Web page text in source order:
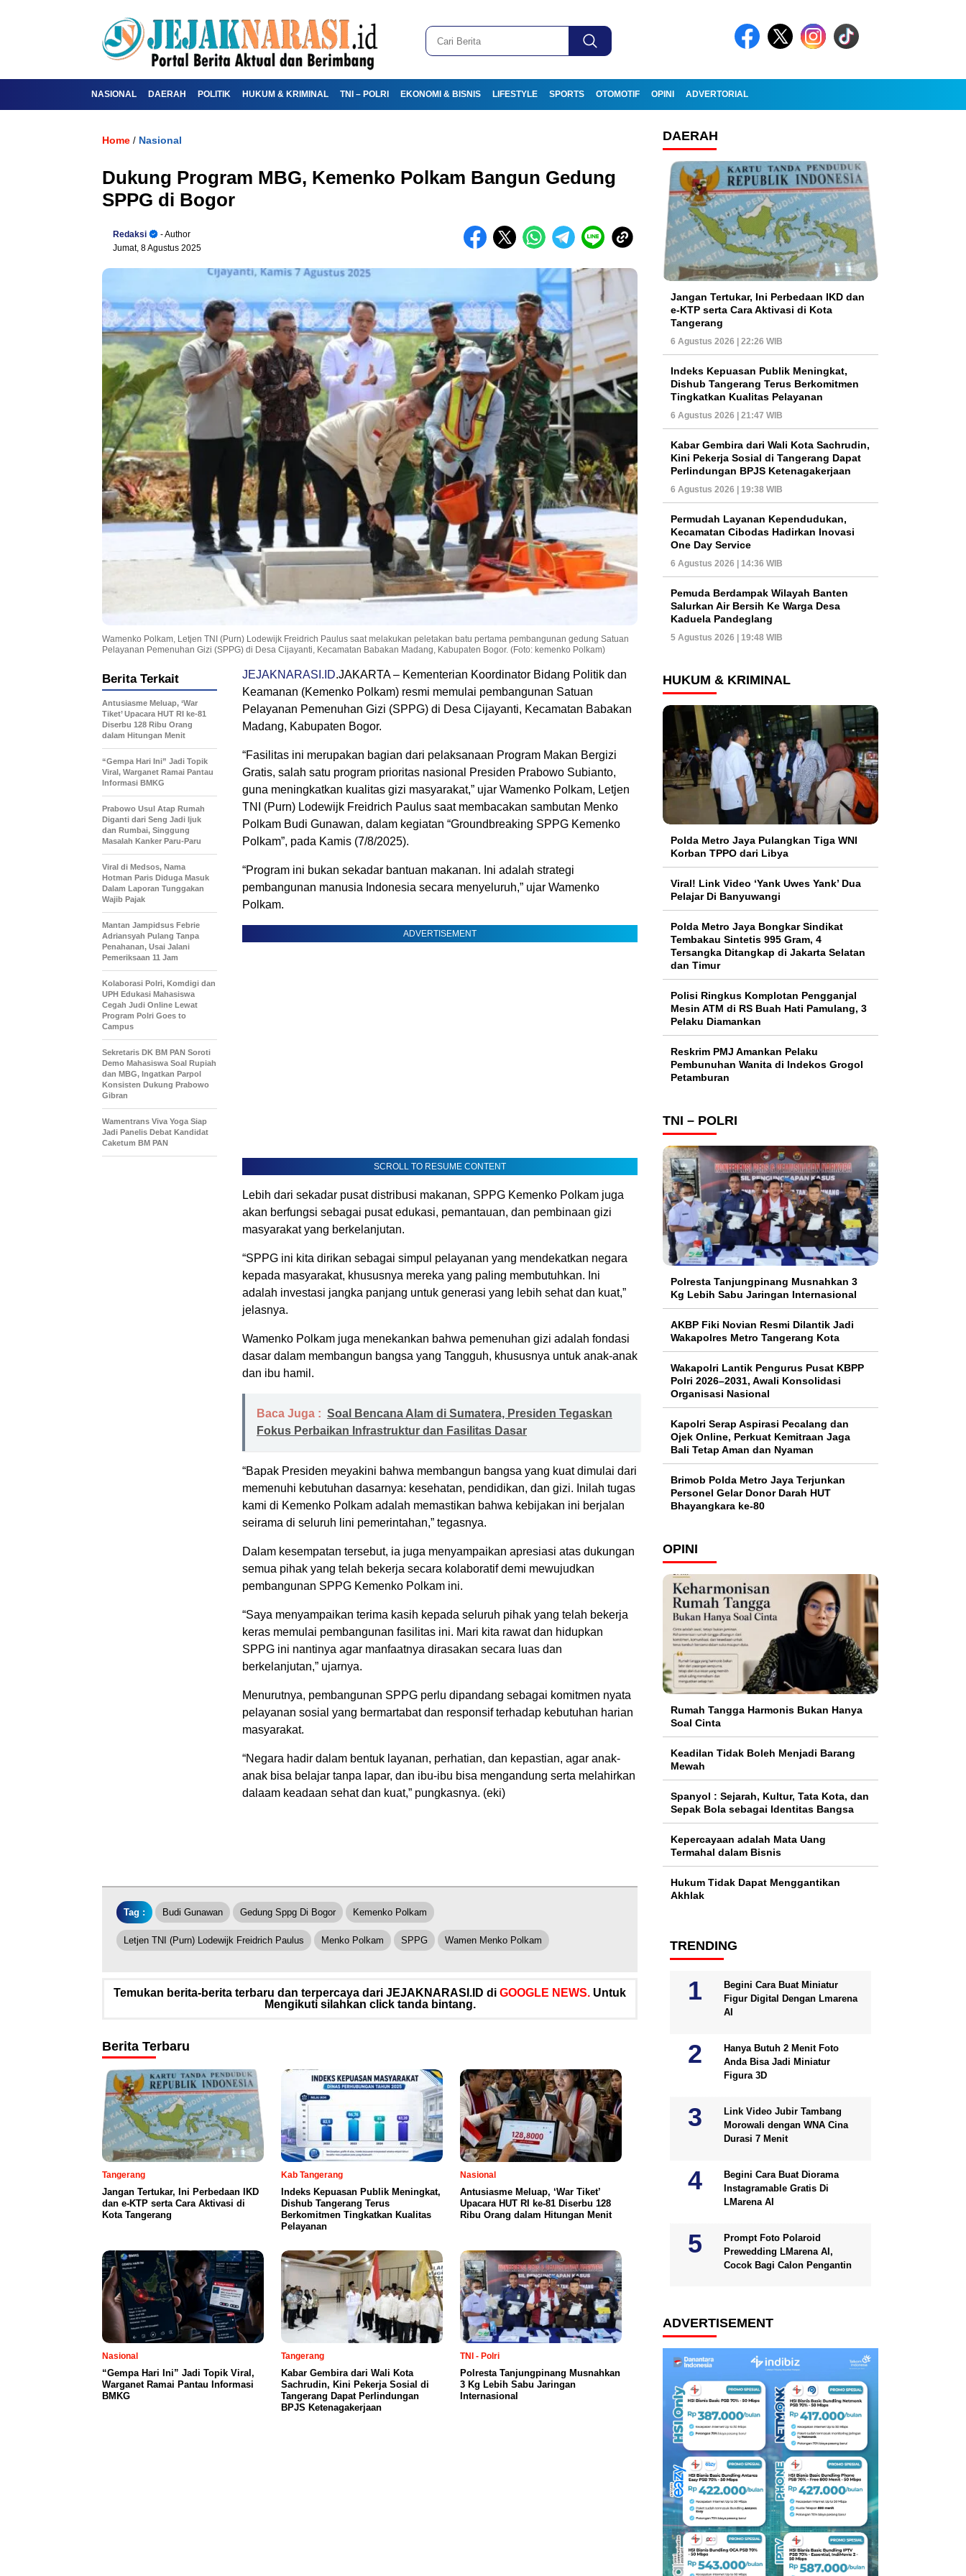
NASIONAL DAERAH POLITIK HUKUM & KRIMINAL TNI – POLRI EKONOMI & BISNIS LIFESTYLE SPORTS OTOMOTIF OPINI ADVERTORIAL
Home / Nasional
Dukung Program MBG, Kemenko Polkam Bangun Gedung
SPPG di Bogor
Redaksi
- Author
Jumat, 8 Agustus 2025
Wamenko Polkam, Letjen TNI (Purn) Lodewijk Freidrich Paulus saat melakukan peletakan batu pertama pembangunan gedung Satuan
Pelayanan Pemenuhan Gizi (SPPG) di Desa Cijayanti, Kecamatan Babakan Madang, Kabupaten Bogor. (Foto: kemenko Polkam)
JEJAKNARASI.ID.JAKARTA – Kementerian Koordinator Bidang Politik dan
Keamanan (Kemenko Polkam) resmi memulai pembangunan Satuan
Pelayanan Pemenuhan Gizi (SPPG) di Desa Cijayanti, Kecamatan Babakan
Madang, Kabupaten Bogor.
“Fasilitas ini merupakan bagian dari pelaksanaan Program Makan Bergizi
Gratis, salah satu program prioritas nasional Presiden Prabowo Subianto,
guna meningkatkan kualitas gizi masyarakat,” ujar Wamenko Polkam, Letjen
TNI (Purn) Lodewijk Freidrich Paulus saat membacakan sambutan Menko
Polkam Budi Gunawan, dalam kegiatan “Groundbreaking SPPG Kemenko
Polkam”, pada Kamis (7/8/2025).
“Program ini bukan sekadar bantuan makanan. Ini adalah strategi
pembangunan manusia Indonesia secara menyeluruh,” ujar Wamenko
Polkam.
ADVERTISEMENT
SCROLL TO RESUME CONTENT
Lebih dari sekadar pusat distribusi makanan, SPPG Kemenko Polkam juga
akan berfungsi sebagai pusat edukasi, pemantauan, dan pembinaan gizi
masyarakat yang berkelanjutan.
“SPPG ini kita dirikan sebagai simpul pelayanan yang mendekatkan negara
kepada masyarakat, khususnya mereka yang paling membutuhkan. Ini
adalah investasi jangka panjang untuk generasi yang lebih sehat dan kuat,”
jelasnya.
Wamenko Polkam juga menekankan bahwa pemenuhan gizi adalah fondasi
dasar dalam membangun bangsa yang Tangguh, khususnya untuk anak-anak
dan ibu hamil.
Baca Juga : Soal Bencana Alam di Sumatera, Presiden Tegaskan
Fokus Perbaikan Infrastruktur dan Fasilitas Dasar
“Bapak Presiden meyakini bahwa membangun bangsa yang kuat dimulai dari
memenuhi kebutuhan dasarnya: kesehatan, pendidikan, dan gizi. Inilah tugas
kami di Kemenko Polkam adalah memastikan bahwa kebijakan ini berjalan
seirama di seluruh lini pemerintahan,” tegasnya.
Dalam kesempatan tersebut, ia juga menyampaikan apresiasi atas dukungan
semua pihak yang telah bekerja secara kolaboratif demi mewujudkan
pembangunan SPPG Kemenko Polkam ini.
“Saya menyampaikan terima kasih kepada seluruh pihak yang telah bekerja
keras memulai pembangunan fasilitas ini. Mari kita rawat dan hidupkan
SPPG ini nantinya agar manfaatnya dirasakan secara luas dan
berkelanjutan,” ujarnya.
Menurutnya, pembangunan SPPG perlu dipandang sebagai komitmen nyata
pelayanan sosial yang bermartabat dan responsif terhadap kebutuhan harian
masyarakat.
“Negara hadir dalam bentuk layanan, perhatian, dan kepastian, agar anak-
anak bisa belajar tanpa lapar, dan ibu-ibu bisa mengandung serta melahirkan
dalaam keadaan sehat dan kuat,” pungkasnya. (eki)
Berita Terkait
Antusiasme Meluap, ‘War
Tiket’ Upacara HUT RI ke-81
Diserbu 128 Ribu Orang
dalam Hitungan Menit
“Gempa Hari Ini” Jadi Topik
Viral, Warganet Ramai Pantau
Informasi BMKG
Prabowo Usul Atap Rumah
Diganti dari Seng Jadi Ijuk
dan Rumbai, Singgung
Masalah Kanker Paru-Paru
Viral di Medsos, Nama
Hotman Paris Diduga Masuk
Dalam Laporan Tunggakan
Wajib Pajak
Mantan Jampidsus Febrie
Adriansyah Pulang Tanpa
Penahanan, Usai Jalani
Pemeriksaan 11 Jam
Kolaborasi Polri, Komdigi dan
UPH Edukasi Mahasiswa
Cegah Judi Online Lewat
Program Polri Goes to
Campus
Sekretaris DK BM PAN Soroti
Demo Mahasiswa Soal Rupiah
dan MBG, Ingatkan Parpol
Konsisten Dukung Prabowo
Gibran
Wamentrans Viva Yoga Siap
Jadi Panelis Debat Kandidat
Caketum BM PAN
Tag : Budi Gunawan Gedung Sppg Di Bogor Kemenko Polkam
Letjen TNI (Purn) Lodewijk Freidrich Paulus Menko Polkam SPPG Wamen Menko Polkam
Temukan berita-berita terbaru dan terpercaya dari JEJAKNARASI.ID di GOOGLE NEWS. Untuk
Mengikuti silahkan click tanda bintang.
Berita Terbaru
Tangerang
Jangan Tertukar, Ini Perbedaan IKD
dan e-KTP serta Cara Aktivasi di
Kota Tangerang
Kab Tangerang
Indeks Kepuasan Publik Meningkat,
Dishub Tangerang Terus
Berkomitmen Tingkatkan Kualitas
Pelayanan
Nasional
Antusiasme Meluap, ‘War Tiket’
Upacara HUT RI ke-81 Diserbu 128
Ribu Orang dalam Hitungan Menit
Nasional
“Gempa Hari Ini” Jadi Topik Viral,
Warganet Ramai Pantau Informasi
BMKG
Tangerang
Kabar Gembira dari Wali Kota
Sachrudin, Kini Pekerja Sosial di
Tangerang Dapat Perlindungan
BPJS Ketenagakerjaan
TNI - Polri
Polresta Tanjungpinang Musnahkan
3 Kg Lebih Sabu Jaringan
Internasional
DAERAH
Jangan Tertukar, Ini Perbedaan IKD dan
e-KTP serta Cara Aktivasi di Kota
Tangerang
6 Agustus 2026 | 22:26 WIB
Indeks Kepuasan Publik Meningkat,
Dishub Tangerang Terus Berkomitmen
Tingkatkan Kualitas Pelayanan
6 Agustus 2026 | 21:47 WIB
Kabar Gembira dari Wali Kota Sachrudin,
Kini Pekerja Sosial di Tangerang Dapat
Perlindungan BPJS Ketenagakerjaan
6 Agustus 2026 | 19:38 WIB
Permudah Layanan Kependudukan,
Kecamatan Cibodas Hadirkan Inovasi
One Day Service
6 Agustus 2026 | 14:36 WIB
Pemuda Berdampak Wilayah Banten
Salurkan Air Bersih Ke Warga Desa
Kaduela Pandeglang
5 Agustus 2026 | 19:48 WIB
HUKUM & KRIMINAL
Polda Metro Jaya Pulangkan Tiga WNI
Korban TPPO dari Libya
Viral! Link Video ‘Yank Uwes Yank’ Dua
Pelajar Di Banyuwangi
Polda Metro Jaya Bongkar Sindikat
Tembakau Sintetis 995 Gram, 4
Tersangka Ditangkap di Jakarta Selatan
dan Timur
Polisi Ringkus Komplotan Pengganjal
Mesin ATM di RS Buah Hati Pamulang, 3
Pelaku Diamankan
Reskrim PMJ Amankan Pelaku
Pembunuhan Wanita di Indekos Grogol
Petamburan
TNI – POLRI
Polresta Tanjungpinang Musnahkan 3
Kg Lebih Sabu Jaringan Internasional
AKBP Fiki Novian Resmi Dilantik Jadi
Wakapolres Metro Tangerang Kota
Wakapolri Lantik Pengurus Pusat KBPP
Polri 2026–2031, Awali Konsolidasi
Organisasi Nasional
Kapolri Serap Aspirasi Pecalang dan
Ojek Online, Perkuat Kemitraan Jaga
Bali Tetap Aman dan Nyaman
Brimob Polda Metro Jaya Terjunkan
Personel Gelar Donor Darah HUT
Bhayangkara ke-80
OPINI
Rumah Tangga Harmonis Bukan Hanya
Soal Cinta
Keadilan Tidak Boleh Menjadi Barang
Mewah
Spanyol : Sejarah, Kultur, Tata Kota, dan
Sepak Bola sebagai Identitas Bangsa
Kepercayaan adalah Mata Uang
Termahal dalam Bisnis
Hukum Tidak Dapat Menggantikan
Akhlak
TRENDING
Begini Cara Buat Miniatur
Figur Digital Dengan Lmarena
AI
Hanya Butuh 2 Menit Foto
Anda Bisa Jadi Miniatur
Figura 3D
Link Video Jubir Tambang
Morowali dengan WNA Cina
Durasi 7 Menit
Begini Cara Buat Diorama
Instagramable Gratis Di
LMarena AI
Prompt Foto Polaroid
Prewedding LMarena AI,
Cocok Bagi Calon Pengantin
ADVERTISEMENT